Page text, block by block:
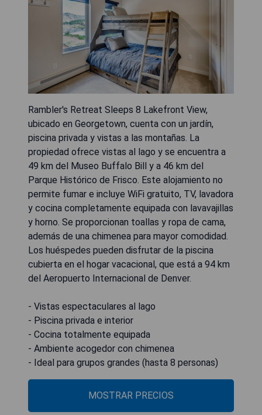
Rambler's Retreat Sleeps 8 Lakefront View,
ubicado en Georgetown, cuenta con un jardín,
piscina privada y vistas a las montañas. La
propiedad ofrece vistas al lago y se encuentra a
49 km del Museo Buffalo Bill y a 46 km del
Parque Histórico de Frisco. Este alojamiento no
permite fumar e incluye WiFi gratuito, TV, lavadora
y cocina completamente equipada con lavavajillas
y horno. Se proporcionan toallas y ropa de cama,
además de una chimenea para mayor comodidad.
Los huéspedes pueden disfrutar de la piscina
cubierta en el hogar vacacional, que está a 94 km
del Aeropuerto Internacional de Denver.
- Vistas espectaculares al lago
- Piscina privada e interior
- Cocina totalmente equipada
- Ambiente acogedor con chimenea
- Ideal para grupos grandes (hasta 8 personas)
MOSTRAR PRECIOS